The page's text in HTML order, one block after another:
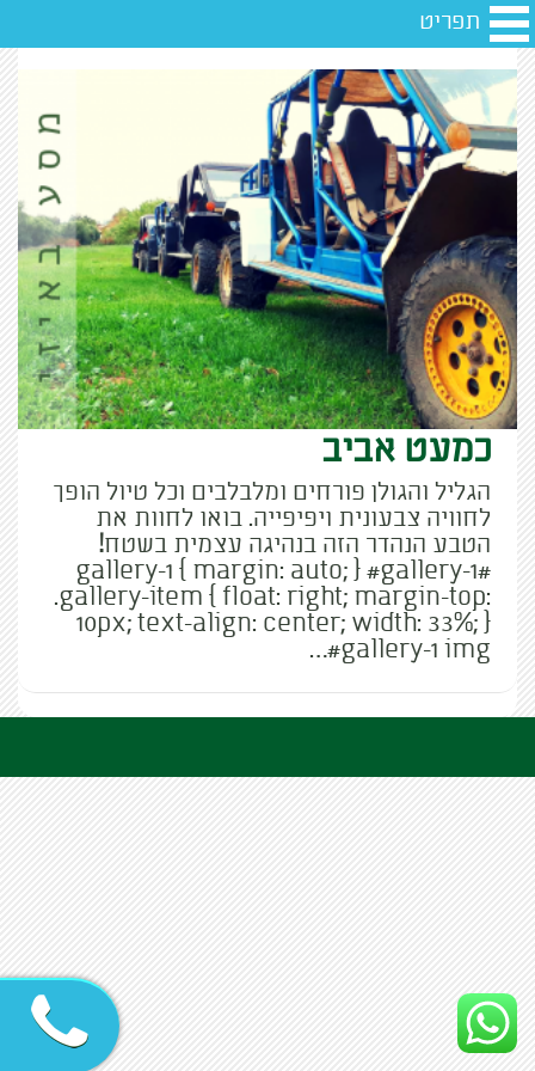
כמעט אביב
הגליל והגולן פורחים ומלבלבים וכל טיול הופך
לחוויה צבעונית ויפיפייה. בואו לחוות את
הטבע הנהדר הזה בנהיגה עצמית בשטח!
#gallery-1 { margin: auto; } #gallery-1
.gallery-item { float: right; margin-top:
10px; text-align: center; width: 33%; }
#gallery-1 img…
תפריט